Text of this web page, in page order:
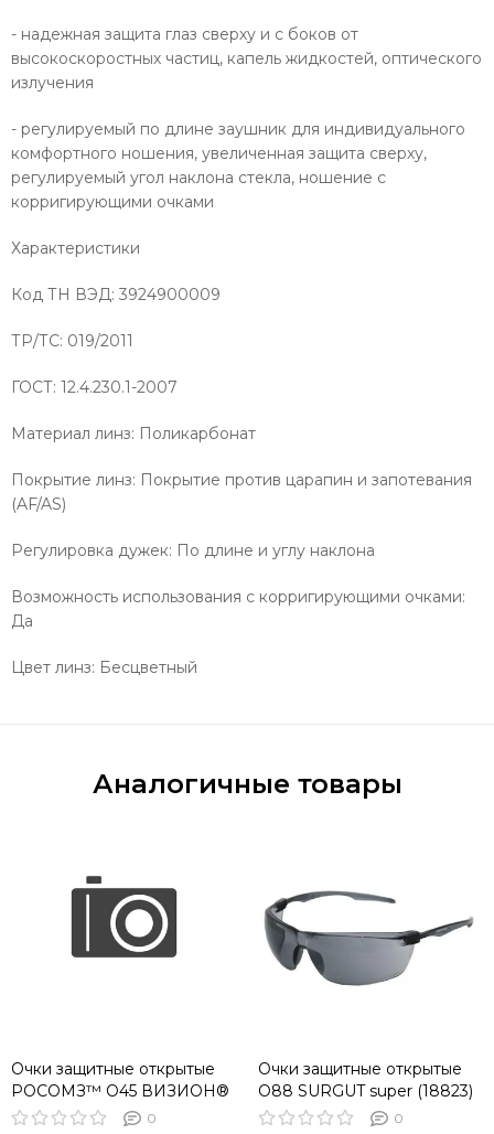
- надежная защита глаз сверху и с боков от
высокоскоростных частиц, капель жидкостей, оптического
излучения
- регулируемый по длине заушник для индивидуального
комфортного ношения, увеличенная защита сверху,
регулируемый угол наклона стекла, ношение с
корригирующими очками
Характеристики
Код ТН ВЭД: 3924900009
ТР/ТС: 019/2011
ГОСТ: 12.4.230.1-2007
Материал линз: Поликарбонат
Покрытие линз: Покрытие против царапин и запотевания
(AF/AS)
Регулировка дужек: По длине и углу наклона
Возможность использования с корригирующими очками:
Да
Цвет линз: Бесцветный
Аналогичные товары
Очки защитные открытые
РОСОМЗ™ О45 ВИЗИОН®
АЛМАЗ (2С-1,2 PC)
0
Очки защитные открытые
О88 SURGUT super (18823)
0